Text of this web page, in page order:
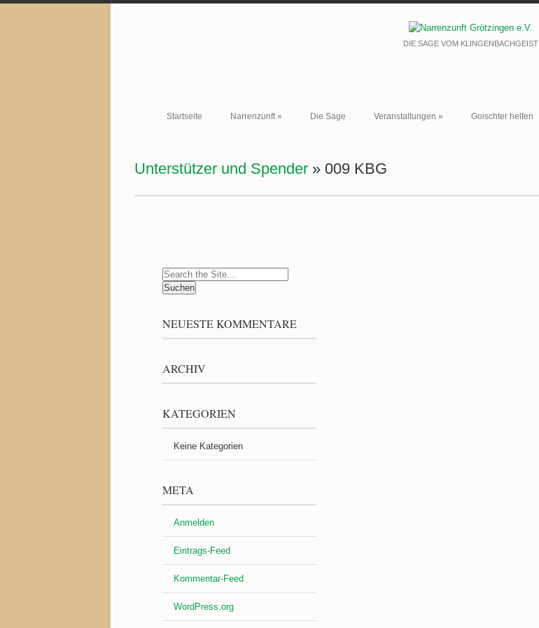
DIE SAGE VOM KLINGENBACHGEIST
Startseite Narrenzunft» Die Sage Veranstaltungen » Goischter helfen
Unterstützer und Spender » 009 KBG
Search
for:
NEUESTE KOMMENTARE
ARCHIV
KATEGORIEN
Keine Kategorien
META
Anmelden
Eintrags-Feed
Kommentar-Feed
WordPress.org